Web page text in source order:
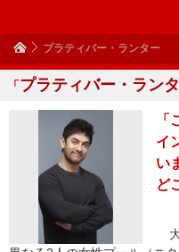
プラティバー・ランター
「プラティバー・ラン
イ
い
ど
大